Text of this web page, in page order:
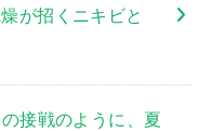
が招くニキビと
接戦のように、夏